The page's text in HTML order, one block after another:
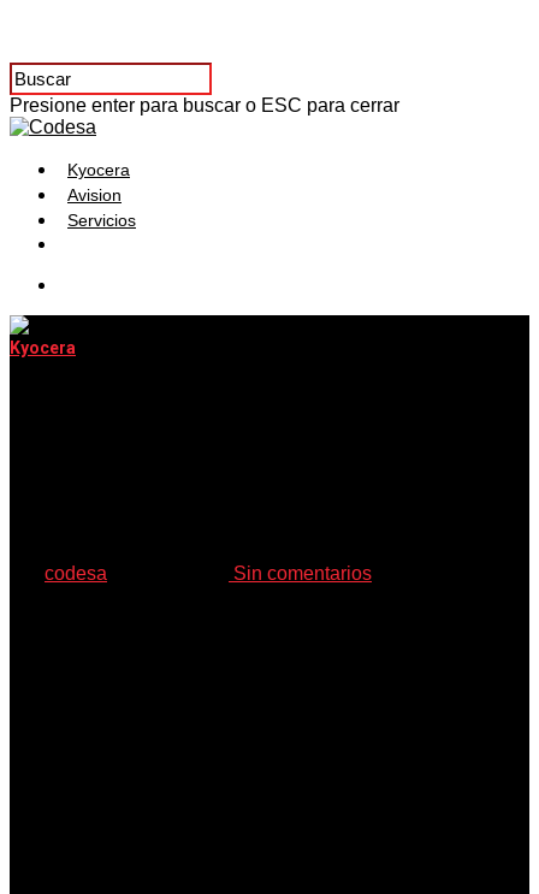
Presione enter para buscar o ESC para cerrar
Kyocera
Avision
Servicios
Kyocera
codesa Sin comentarios